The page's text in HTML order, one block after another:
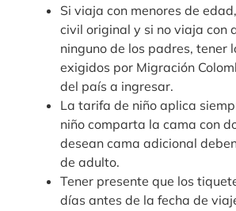
Si viaja con menores de
civil original y si no viaja con
ninguno de los padres, tener
exigidos por Migración
del país a ingresar.
La tarifa de niño aplica
niño comparta la cama con
desean cama adicional
de adulto.
Tener presente que los
días antes de la fecha de